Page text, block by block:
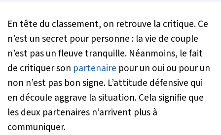
En tête du classement, on retrouve la critique. Ce
n’est un secret pour personne : la vie de couple
n’est pas un fleuve tranquille. Néanmoins, le fait
de critiquer son partenaire pour un oui ou pour un
non n’est pas bon signe. L’attitude défensive qui
en découle aggrave la situation. Cela signifie que
les deux partenaires n’arrivent plus à
communiquer.